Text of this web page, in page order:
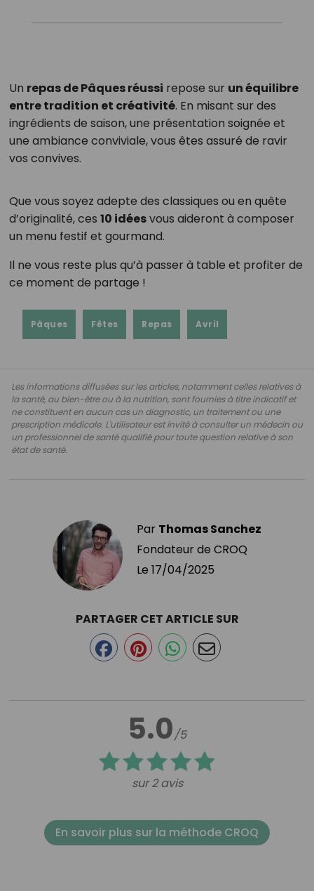
Un repas de Pâques réussi repose sur un équilibre
entre tradition et créativité. En misant sur des
ingrédients de saison, une présentation soignée et
une ambiance conviviale, vous êtes assuré de ravir
vos convives.
Que vous soyez adepte des classiques ou en quête
d’originalité, ces 10 idéesvous aideront à composer
un menu festif et gourmand.
Il ne vous reste plus qu’à passer à table et profiter de
ce moment de partage !
Pâques Fêtes Repas Avril
Les informations diffusées sur les articles, notamment celles relatives à
la santé, au bien-être ou à la nutrition, sont fournies à titre indicatif et
ne constituent en aucun cas un diagnostic, un traitement ou une
prescription médicale. L'utilisateur est invité à consulter un médecin ou
un professionnel de santé qualifié pour toute question relative à son
état de santé.
Par Thomas Sanchez
Fondateur de CROQ
Le 17/04/2025
5.0/5
sur 2 avis
PARTAGER CET ARTICLE SUR
En savoir plus sur la méthode CROQ